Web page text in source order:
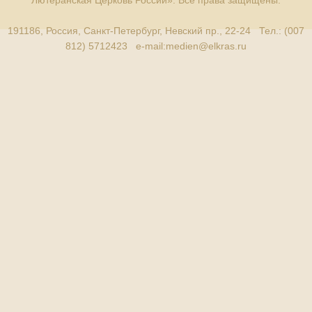
191186, Россия, Санкт-Петербург, Невский пр., 22-24 Тел.: (007
812) 5712423 e-mail:medien@elkras.ru